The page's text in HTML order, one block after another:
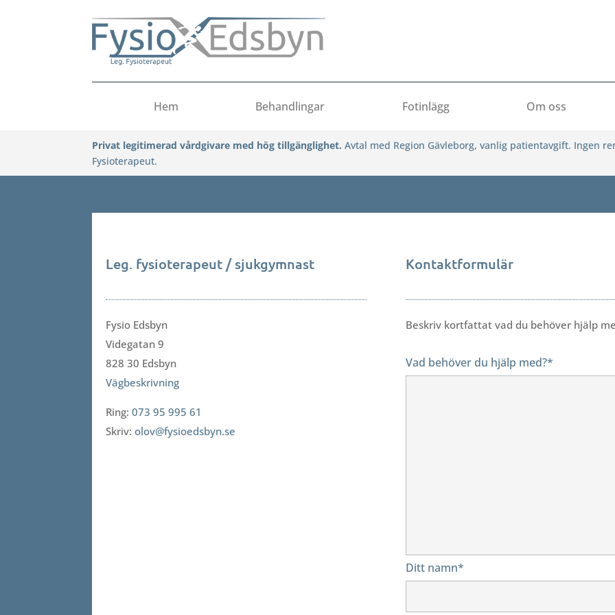
Hem Behandlingar Fotinlägg Om oss
Privat legitimerad vårdgivare med hög tillgänglighet. Avtal med Region Gävleborg, vanlig patientavgift. Ingen
Fysioterapeut.
Leg. fysioterapeut / sjukgymnast
Fysio Edsbyn
Videgatan 9
828 30 Edsbyn
Vägbeskrivning
Ring:073 95 995 61
Skriv:olov@fysioedsbyn.se
Kontaktformulär
Beskriv kortfattat vad du behöver hjälp
Vad behöver du hjälp med?*
Ditt namn*